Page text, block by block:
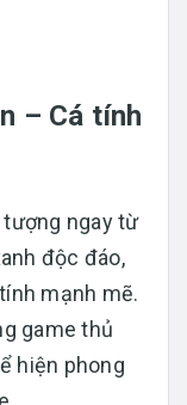
– Cá tính
tượng ngay từ
độc đáo,
mạnh mẽ.
game thủ
hiện phong